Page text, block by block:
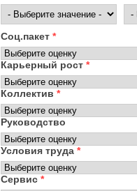
Соц.пакет *
Карьерный рост *
Коллектив *
Руководство
Условия труда *
Сервис *